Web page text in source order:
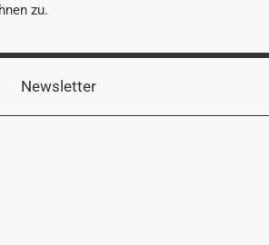
zu.
Newsletter